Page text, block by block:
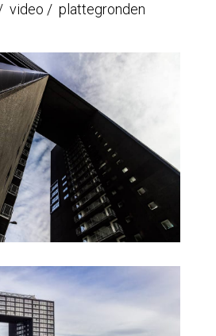
video / plattegronden